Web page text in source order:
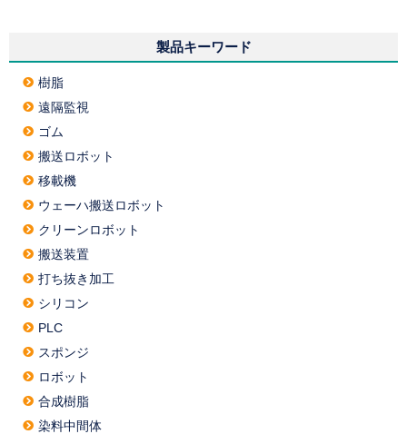
製品キーワード
樹脂
遠隔監視
ゴム
搬送ロボット
移載機
ウェーハ搬送ロボット
クリーンロボット
搬送装置
打ち抜き加工
シリコン
PLC
スポンジ
ロボット
合成樹脂
染料中間体